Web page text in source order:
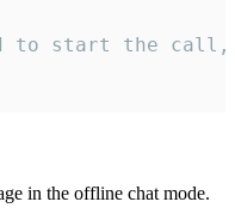
to start the
in the offline chat mode.